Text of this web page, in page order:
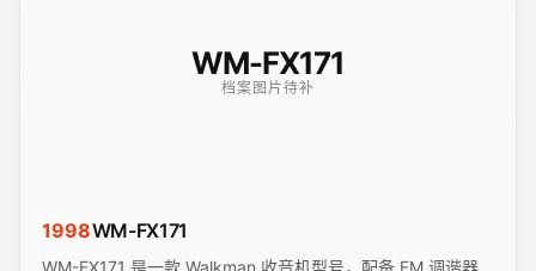
WM-FX171
档案图片待补
1998WM-FX171
WM-FX171 是一款 Walkman 收音机型号，配备 FM 调谐器